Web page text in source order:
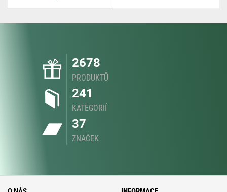
2678
PRODUKTŮ
241
KATEGORIÍ
37
ZNAČEK